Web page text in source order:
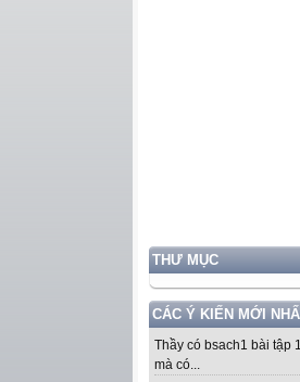
THƯ MỤC
CÁC Ý KIẾN MỚI
Thầy có bsach1 bài tập
mà có...